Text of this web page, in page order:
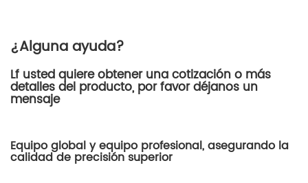
¿Alguna ayuda?
Lf usted quiere obtener una cotización o más
detalles del producto, por favor déjanos un
mensaje
Equipo global y equipo profesional, asegurando la
calidad de precisión superior